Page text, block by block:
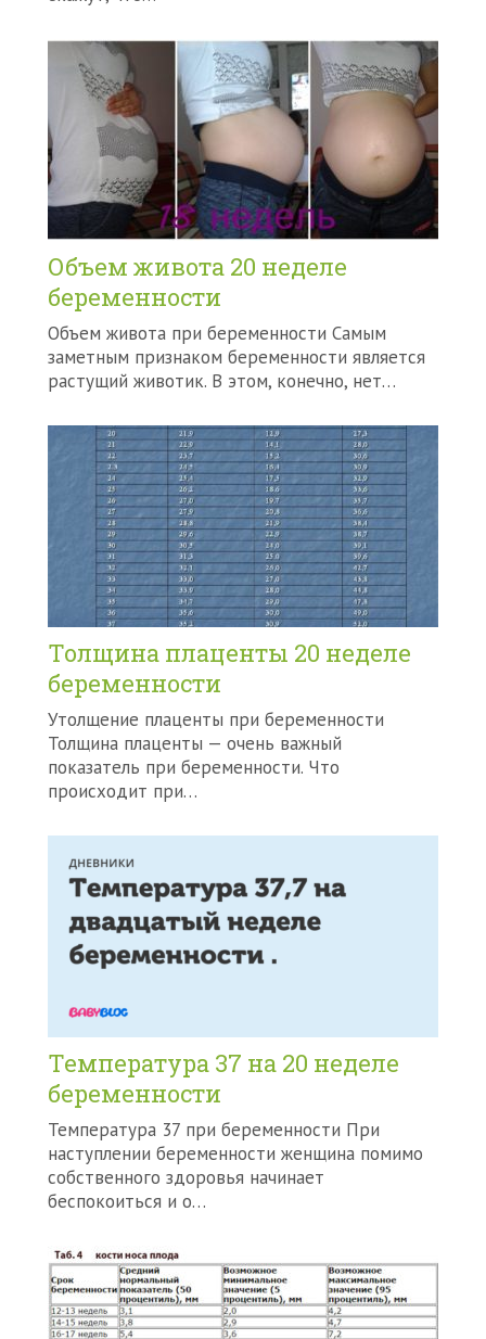
Объем живота 20 неделе
беременности
Объем живота при беременности Самым
заметным признаком беременности является
растущий животик. В этом, конечно, нет…
Толщина плаценты 20 неделе
беременности
Утолщение плаценты при беременности
Толщина плаценты — очень важный
показатель при беременности. Что
происходит при…
Температура 37 на 20 неделе
беременности
Температура 37 при беременности При
наступлении беременности женщина помимо
собственного здоровья начинает
беспокоиться и о…